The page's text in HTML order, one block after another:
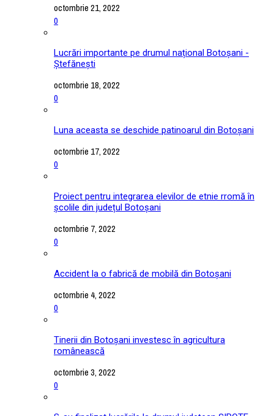
octombrie 21, 2022
0
Lucrări importante pe drumul național Botoșani -
Ștefănești
octombrie 18, 2022
0
Luna aceasta se deschide patinoarul din Botoșani
octombrie 17, 2022
0
Proiect pentru integrarea elevilor de etnie rromă în
școlile din județul Botoșani
octombrie 7, 2022
0
Accident la o fabrică de mobilă din Botoșani
octombrie 4, 2022
0
Tinerii din Botoșani investesc în agricultura
românească
octombrie 3, 2022
0